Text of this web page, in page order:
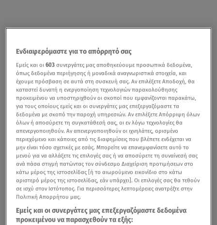
Ενδιαφερόμαστε για το απόρρητό σας
Εμείς και οι603 συνεργάτες μας αποθηκεύουμε προσωπικά δεδομένα,
όπως δεδομένα περιήγησης ή μοναδικά αναγνωριστικά στοιχεία, και
έχουμε πρόσβαση σε αυτά στη συσκευή σας. Αν επιλέξετε Αποδοχή, θα
καταστεί δυνατή η ενεργοποίηση τεχνολογιών παρακολούθησης
προκειμένου να υποστηριχθούν οι σκοποί που εμφανίζονται παρακάτω,
για τους οποίους εμείς και οι συνεργάτες μας επεξεργαζόμαστε τα
δεδομένα με σκοπό την παροχή υπηρεσιών. Αν επιλέξετε Απόρριψη όλων
όλων ή αποσύρετε τη συγκατάθεσή σας, οι εν λόγω τεχνολογίες θα
απενεργοποιηθούν. Αν απενεργοποιηθούν οι ιχνηλάτες, ορισμένο
περιεχόμενο και κάποιες από τις διαφημίσεις που βλέπετε ενδέχεται να
μην είναι τόσο σχετικές με εσάς. Μπορείτε να επανεμφανίσετε αυτό το
μενού για να αλλάξετε τις επιλογές σας ή να αποσύρετε τη συναίνεσή σας
ανά πάσα στιγμή πατώντας τον σύνδεσμο Διαχείριση προτιμήσεων στο
κάτω μέρος της ιστοσελίδας [ή το αιωρούμενο εικονίδιο στο κάτω
αριστερό μέρος της ιστοσελίδας, εάν υπάρχει]. Οι επιλογές σας θα τεθούν
σε ισχύ στον Ιστότοπος. Για περισσότερες λεπτομέρειες ανατρέξτε στην
Πολιτική Απορρήτου μας.
Εμείς και οι συνεργάτες μας επεξεργαζόμαστε δεδομένα
προκειμένου να παρασχεθούν τα εξής: